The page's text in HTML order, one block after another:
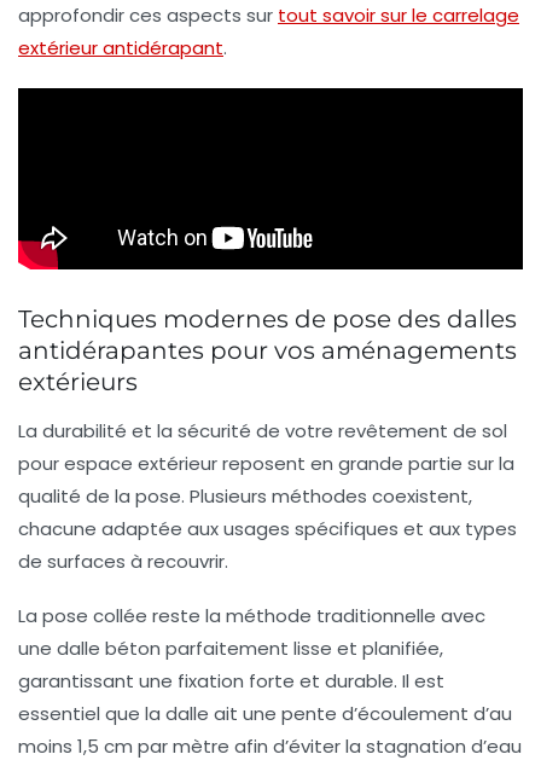
approfondir ces aspects sur tout savoir sur le carrelage
extérieur antidérapant.
Techniques modernes de pose des dalles
antidérapantes pour vos aménagements
extérieurs
La durabilité et la sécurité de votre revêtement de sol
pour espace extérieur reposent en grande partie sur la
qualité de la pose. Plusieurs méthodes coexistent,
chacune adaptée aux usages spécifiques et aux types
de surfaces à recouvrir.
La pose collée reste la méthode traditionnelle avec
une dalle béton parfaitement lisse et planifiée,
garantissant une fixation forte et durable. Il est
essentiel que la dalle ait une pente d’écoulement d’au
moins 1,5 cm par mètre afin d’éviter la stagnation d’eau